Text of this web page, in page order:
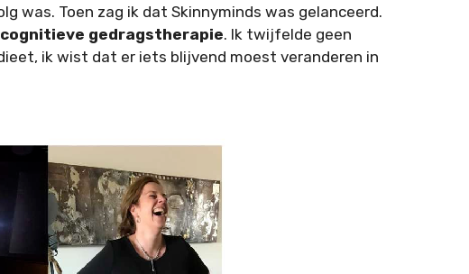
was. Toen zag ik dat Skinnyminds was gelanceerd.
cognitieve gedragstherapie. Ik twijfelde geen
ik wist dat er iets blijvend moest veranderen in